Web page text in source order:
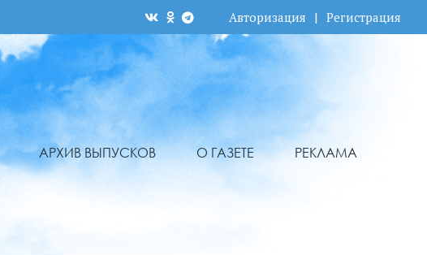
Авторизация | Регистрация
АРХИВ ВЫПУСКОВ О ГАЗЕТЕ РЕКЛАМА